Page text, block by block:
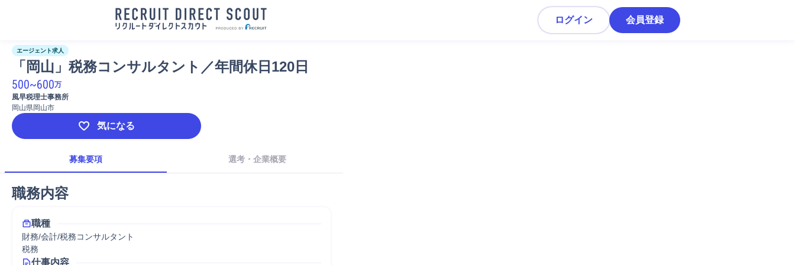
ログイン 会員登録
エージェント求人
「岡山」税務コンサルタント／年間休日120日
500~600万
風早税理士事務所
岡山県岡山市
気になる
募集要項 選考・企業概要
職務内容
職種
財務/会計/税務コンサルタント
税務
仕事内容